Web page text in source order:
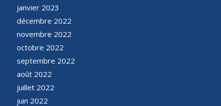
janvier 2023
décembre 2022
novembre 2022
octobre 2022
septembre 2022
août 2022
juillet 2022
juin 2022